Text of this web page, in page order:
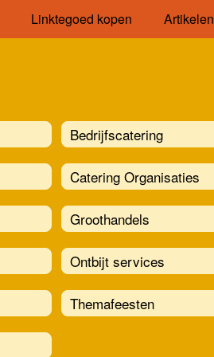
Linktegoed kopen Artikelen
Bedrijfscatering
Catering Organisaties
Groothandels
Ontbijt services
Themafeesten